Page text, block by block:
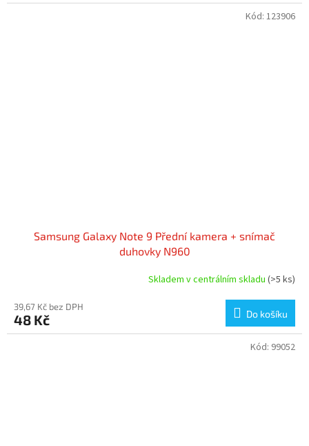
Samsung Galaxy Note 9 Přední kamera + snímač
duhovky N960
Skladem v centrálním skladu (>5 ks)
39,67 Kč bez DPH
48 Kč Do košíku
Kód: 123906
Kód: 99052